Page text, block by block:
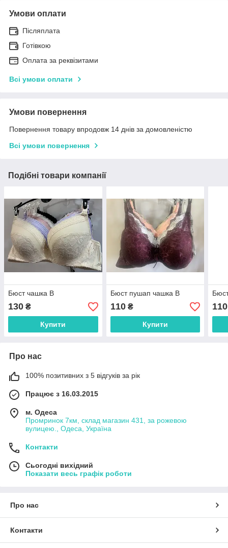
Умови оплати
Післяплата
Готівкою
Оплата за реквізитами
Всі умови оплати
Умови повернення
Повернення товару впродовж 14 днів за домовленістю
Всі умови повернення
Подібні товари компанії
Бюст чашка В
130 ₴
Купити
Бюст пушап чашка В
110₴
Купити
110
Про нас
100% позитивних з 5 відгуків за рік
Працює з 16.03.2015
м. Одеса
Промринок 7км, склад магазин 431, за рожевою
вулицею., Одеса, Україна
Контакти
Сьогодні вихідний
Показати весь графік роботи
Про нас
Контакти